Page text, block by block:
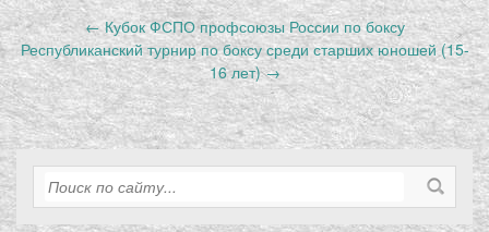
Запись
навигация
←Кубок ФСПО профсоюзы России по боксу
Республиканский турнир по боксу среди старших юношей (15-
16 лет)→